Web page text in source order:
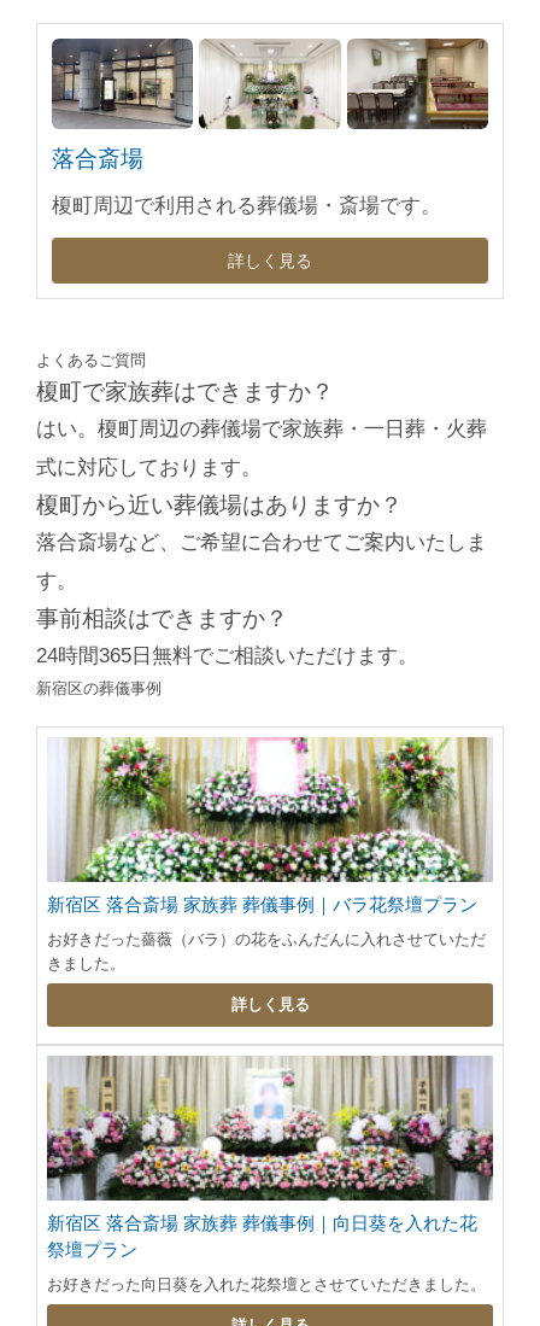
落合斎場
榎町周辺で利用される葬儀場・斎場です。
詳しく見る
よくあるご質問
榎町で家族葬はできますか？
はい。榎町周辺の葬儀場で家族葬・一日葬・火葬
式に対応しております。
榎町から近い葬儀場はありますか？
落合斎場など、ご希望に合わせてご案内いたしま
す。
事前相談はできますか？
24時間365日無料でご相談いただけます。
新宿区の葬儀事例
新宿区 落合斎場 家族葬 葬儀事例｜バラ花祭壇プラン
お好きだった薔薇（バラ）の花をふんだんに入れさせていただ
きました。
詳しく見る
新宿区 落合斎場 家族葬 葬儀事例｜向日葵を入れた花
祭壇プラン
お好きだった向日葵を入れた花祭壇とさせていただきました。